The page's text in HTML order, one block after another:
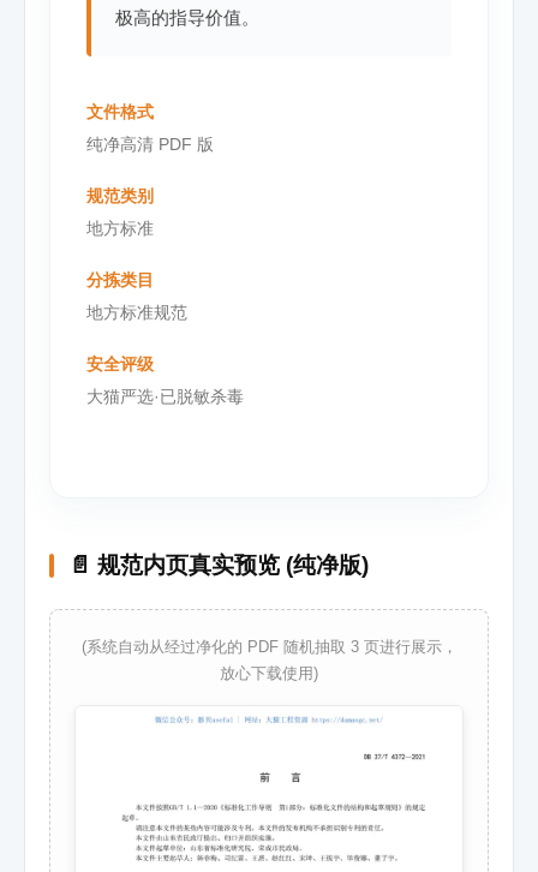
极高的指导价值。
文件格式
纯净高清 PDF 版
规范类别
地方标准
分拣类目
地方标准规范
安全评级
大猫严选·已脱敏杀毒
📄 规范内页真实预览 (纯净版)
(系统自动从经过净化的 PDF 随机抽取 3 页进行展示，
放心下载使用)